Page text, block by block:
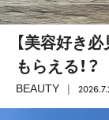
【美容好き
もらえる！？
BEAUTY